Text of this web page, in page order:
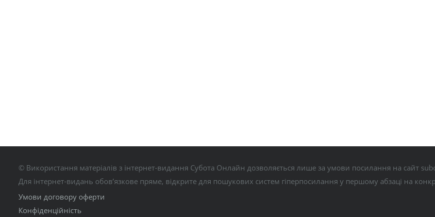
© Використання матеріалів з інтернет-видання Субота Онлайн дозволяється лише за умови посилання на сайт
Для інтернет-видань обов’язкове пряме, відкрите для пошукових систем гіперпосилання у першому абзаці на
Умови договору оферти
Конфіденційність